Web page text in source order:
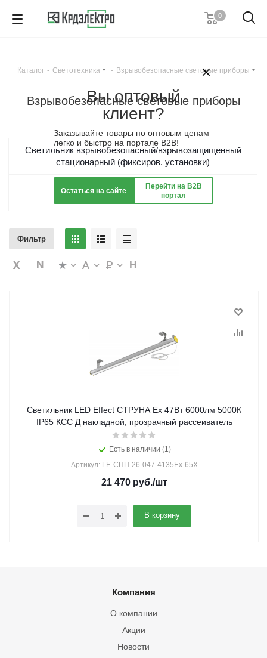
0
Заказать звонок
Каталог - Светотехника - Взрывобезопасные световые приборы
Взрывобезопасные световые приборы
Светильник взрывобезопасный/взрывозащищенный
стационарный (фиксиров. установки)
Светильник аварийный/указательный
взрывобезопасный
Фильтр
Светильник LED Effect СТРУНА Ex 47Вт 6000лм 5000К
IP65 КСС Д накладной, прозрачный рассеиватель
Есть в наличии (1)
Артикул: LE-СПП-26-047-4135Ex-65Х
21 470руб./шт
В корзину
Компания
О компании
Акции
Новости
Вы оптовый
клиент?
Заказывайте товары по оптовым ценам
легко и быстро на портале B2B!
Остаться на сайте
Перейти на B2B
портал